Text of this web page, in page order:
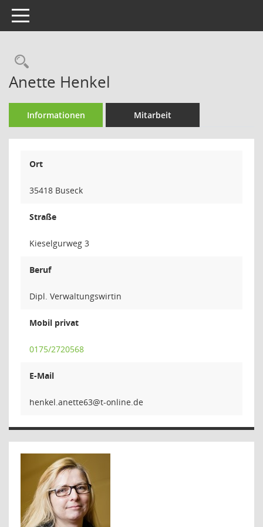
Toggle navigation
Rechercheauswahl
Anette Henkel
Informationen Mitarbeit
Ort
35418 Buseck
Straße
Kieselgurweg 3
Beruf
Dipl. Verwaltungswirtin
Mobil privat
0175/2720568
E-Mail
36etten